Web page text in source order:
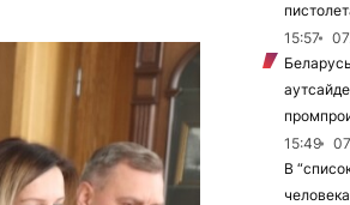
15:57
15:49
В
человека